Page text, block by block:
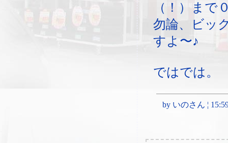
（！）まで
勿論、ビッ
すよ〜♪
ではでは。
by いのさん ¦